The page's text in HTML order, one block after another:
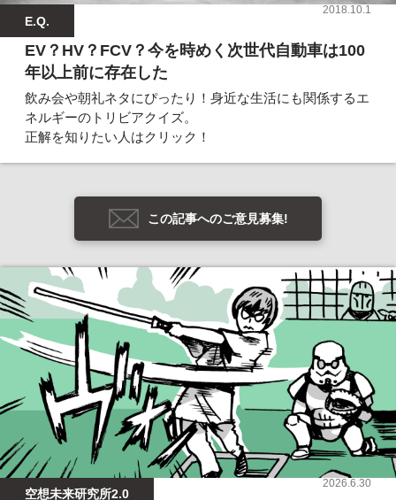
E.Q.
2018.10.1
EV？HV？FCV？今を時めく次世代自動車は100
年以上前に存在した
飲み会や朝礼ネタにぴったり！身近な生活にも関係するエ
ネルギーのトリビアクイズ。
正解を知りたい人はクリック！
この記事へのご意見募集!
空想未来研究所2.0
2026.6.30